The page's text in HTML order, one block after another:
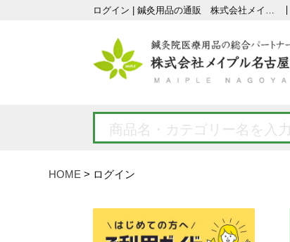
ログイン | 鍼灸用品の通販 株式会社メイプル名古屋
HOME ログイン